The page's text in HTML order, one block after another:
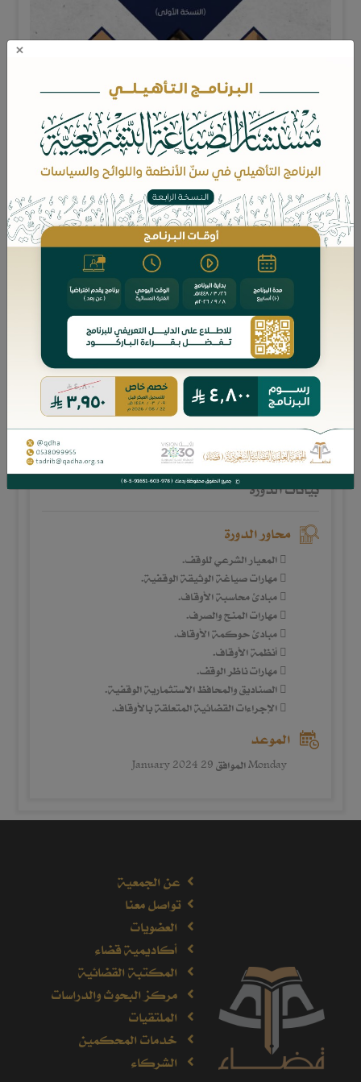
محتويات الدورة
البرنامج التأهيلي : زمالة المستشار الوقفي
1950 ريال
بيانات الدورة
محاور الدورة
 المعيار الشرعي للوقف.
 مهارات صياغة الوثيقة الوقفية.
 مبادئ محاسبة الأوقاف.
 مهارات المنح والصرف.
 مبادئ حوكمة الأوقاف.
 أنظمة الأوقاف.
 مهارات ناظر الوقف.
 الصناديق والمحافظ الاستثمارية الوقفية.
 الإجراءات القضائية المتعلقة بالأوقاف.
الموعد
Monday الموافق 29 January 2024
عن الجمعية
تواصل معنا
العضويات
أكاديمية قضاء
المكتبة القضائية
مركز البحوث والدراسات
الملتقيات
خدمات المحكمين
الشركاء
×